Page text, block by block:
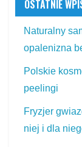
OSTATNIE
Naturalny
opalenizna
Polskie
peelingi
Fryzjer
niej i dla